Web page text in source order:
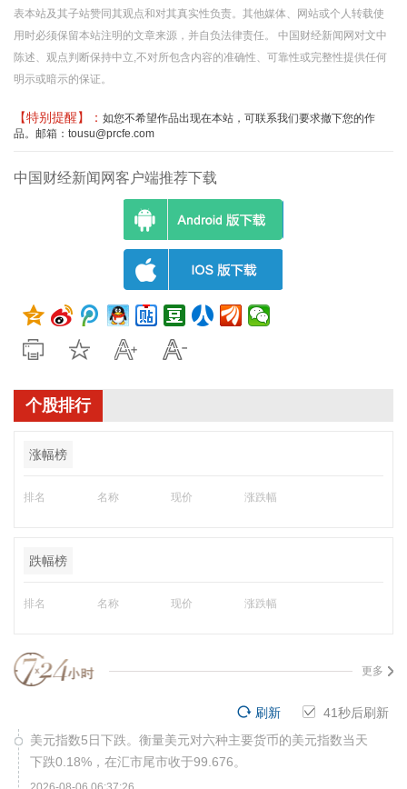
表本站及其子站赞同其观点和对其真实性负责。其他媒体、网站或个人转载使
用时必须保留本站注明的文章来源，并自负法律责任。 中国财经新闻网对文中
陈述、观点判断保持中立,不对所包含内容的准确性、可靠性或完整性提供任何
明示或暗示的保证。
【特别提醒】： 如您不希望作品出现在本站，可联系我们要求撤下您的作
品。邮箱：tousu@prcfe.com
中国财经新闻网客户端推荐下载
个股排行
涨幅榜
排名 名称 现价 涨跌幅
跌幅榜
排名 名称 现价 涨跌幅
更多
40秒后刷新
刷新
美元指数5日下跌。衡量美元对六种主要货币的美元指数当天
下跌0.18%，在汇市尾市收于99.676。